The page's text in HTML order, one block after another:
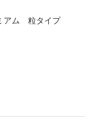
アム 粒タイプ